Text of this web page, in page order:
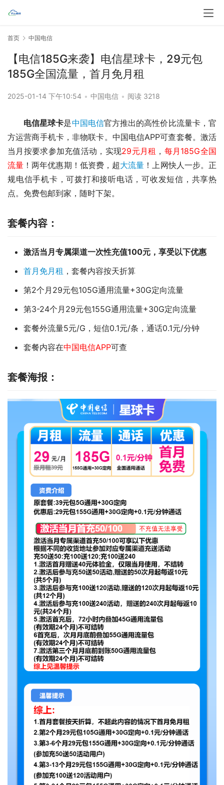
首页 中国电信
【电信185G来袭】电信星球卡，29元包
185G全国流量，首月免月租
2025-01-14 下午10:54 • 中国电信 • 阅读 3218
电信星球卡是中国电信官方推出的高性价比流量卡，官
方运营商手机卡，非物联卡。中国电信APP可查套餐。激活
当月按要求参加充值活动，实现29元月租 ， 每月185G全国
流量 ！两年优惠期！ 低资费，超大流量 ！上网快人一步。正
规电信手机卡，可拨打和接听电话，可收发短信，共享热
点。免费包邮到家，随时下架。
套餐内容：
激活当月专属渠道一次性充值100元，享受以下优惠
首月免月租 ，套餐内容按天折算
第2个月29元包105G通用流量+30G定向流量
第3-24个月29元包155G通用流量+30G定向流量
套餐外流量5元/G，短信0.1元/条，通话0.1元/分钟
套餐内容在中国电信APP可查
套餐海报：